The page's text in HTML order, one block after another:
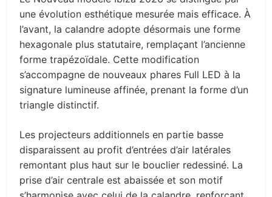
une évolution esthétique mesurée mais efficace. À
l’avant, la calandre adopte désormais une forme
hexagonale plus statutaire, remplaçant l’ancienne
forme trapézoïdale. Cette modification
s’accompagne de nouveaux phares Full LED à la
signature lumineuse affinée, prenant la forme d’un
triangle distinctif.
Les projecteurs additionnels en partie basse
disparaissent au profit d’entrées d’air latérales
remontant plus haut sur le bouclier redessiné. La
prise d’air centrale est abaissée et son motif